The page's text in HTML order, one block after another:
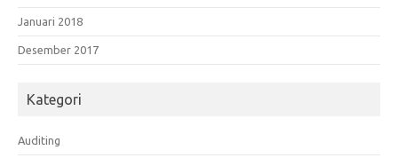
Januari 2018
Desember 2017
Kategori
Auditing